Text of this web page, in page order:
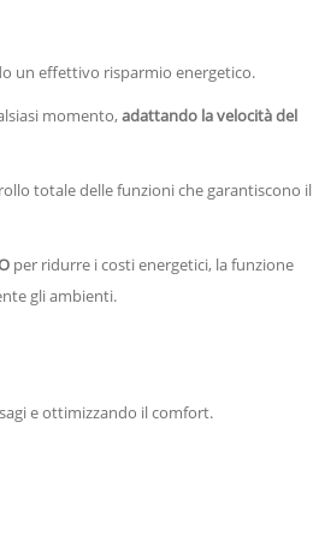
un effettivo risparmio energetico.
momento,adattando la velocità del
totale delle funzioni che garantiscono il
per ridurre i costi energetici, la funzione
gli ambienti.
e ottimizzando il comfort.